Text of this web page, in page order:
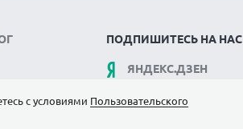
ПОДПИШИТЕСЬ НА НАС
ЯНДЕКС.ДЗЕН
ВКОНТАКТЕ
с условиями Пользовательского